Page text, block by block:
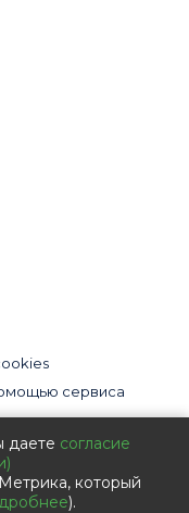
сервиса
данных
данных
даете согласие
который
).